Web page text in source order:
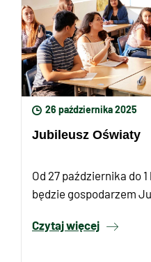
26 października 2025
Jubileusz Oświaty
Od 27 października do
będzie gospodarzem
Czytaj więcej